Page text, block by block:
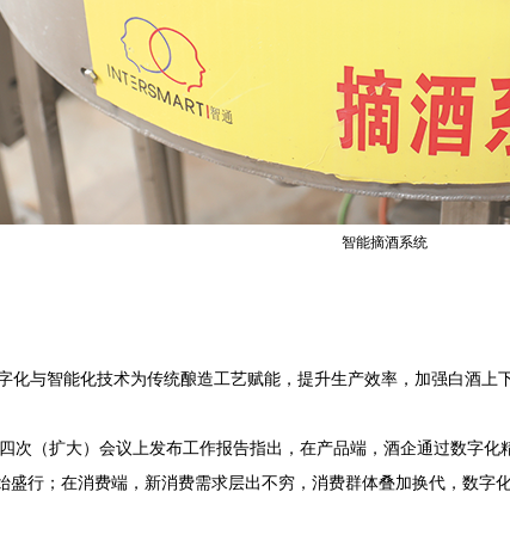
智能摘酒系统
化与智能化技术为传统酿造工艺赋能，提升生产效率，加强白酒上
次（扩大）会议上发布工作报告指出，在产品端，酒企通过数字
行；在消费端，新消费需求层出不穷，消费群体叠加换代，数字